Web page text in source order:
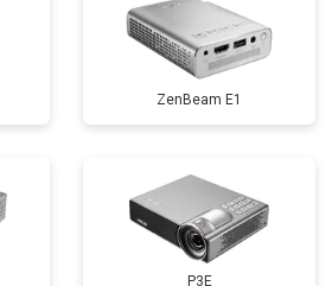
ZenBeam E1
P3E